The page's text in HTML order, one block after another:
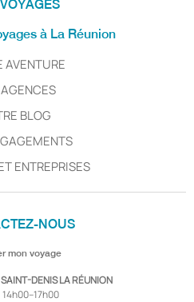
à La Réunion
AVENTURE
BLOG
ENTREPRISES
NOUS
mon voyage
DENIS LA RÉUNION
14h00–17h00